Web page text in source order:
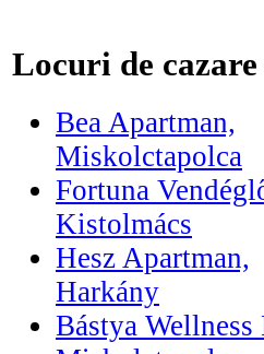
Locuri de
Bea Apartman,
Miskolctapolca
Fortuna
Kistolmács
Hesz Apartman,
Harkány
Bástya Wellness